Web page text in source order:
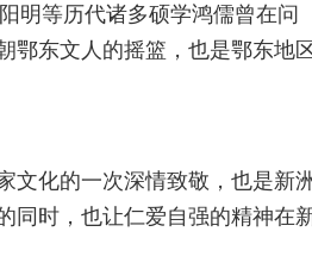
明等历代诸多硕学鸿儒曾在问
鄂东文人的摇篮，也是鄂东地
文化的一次深情致敬，也是新洲
同时，也让仁爱自强的精神在